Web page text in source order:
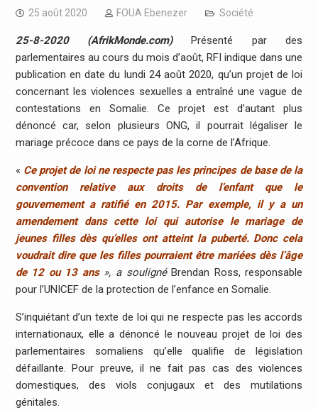
25 août 2020 FOUA Ebenezer Société
25-8-2020 (AfrikMonde.com)Présenté par des
parlementaires au cours du mois d’août, RFI indique dans une
publication en date du lundi 24 août 2020, qu’un projet de loi
concernant les violences sexuelles a entraîné une vague de
contestations en Somalie. Ce projet est d’autant plus
dénoncé car, selon plusieurs ONG, il pourrait légaliser le
mariage précoce dans ce pays de la corne de l’Afrique.
« Ce projet de loi ne respecte pas les principes de base de la
convention relative aux droits de l’enfant que le
gouvernement a ratifié en 2015. Par exemple, il y a un
amendement dans cette loi qui autorise le mariage de
jeunes filles dès qu’elles ont atteint la puberté. Donc cela
voudrait dire que les filles pourraient être mariées dès l’âge
de 12 ou 13 ans», a soulignéBrendan Ross, responsable
pour l’UNICEF de la protection de l’enfance en Somalie.
S’inquiétant d’un texte de loi qui ne respecte pas les accords
internationaux, elle a dénoncé le nouveau projet de loi des
parlementaires somaliens qu’elle qualifie de législation
défaillante. Pour preuve, il ne fait pas cas des violences
domestiques, des viols conjugaux et des mutilations
génitales.